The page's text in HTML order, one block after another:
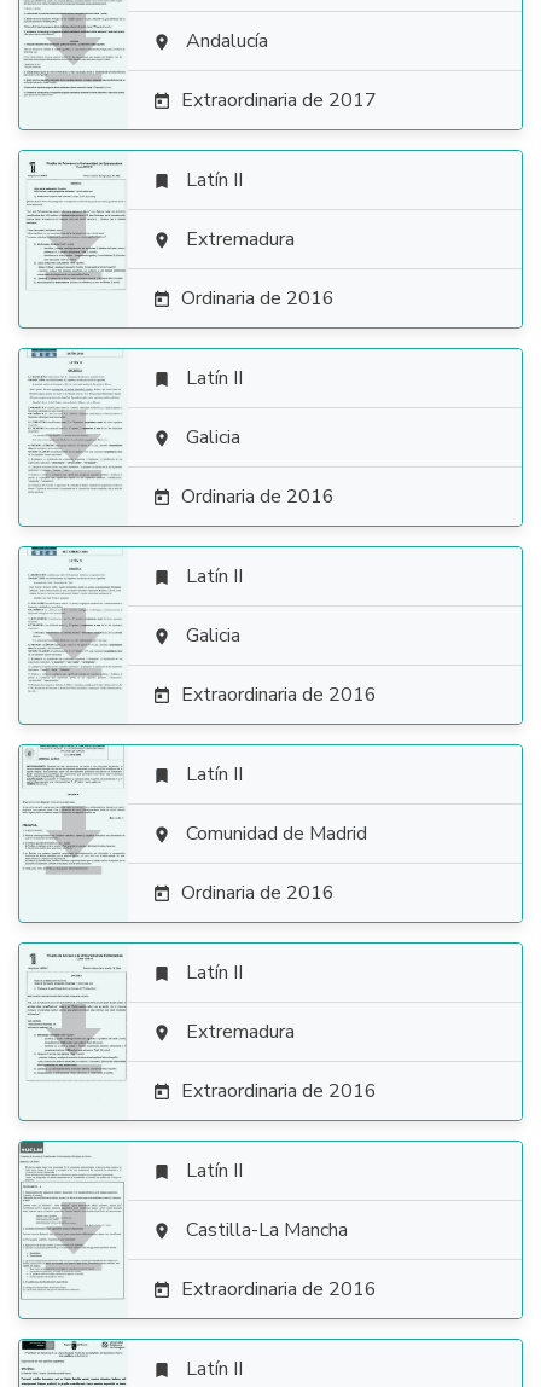
  Andalucía
 Extraordinaria de 2017

 Latín II
 Extremadura
 Ordinaria de 2016

 Latín II
 Galicia
 Ordinaria de 2016

 Latín II
 Galicia
 Extraordinaria de 2016

 Latín II
 Comunidad de Madrid
 Ordinaria de 2016

 Latín II
 Extremadura
 Extraordinaria de 2016

 Latín II
 Castilla-La Mancha
 Extraordinaria de 2016
 Latín II